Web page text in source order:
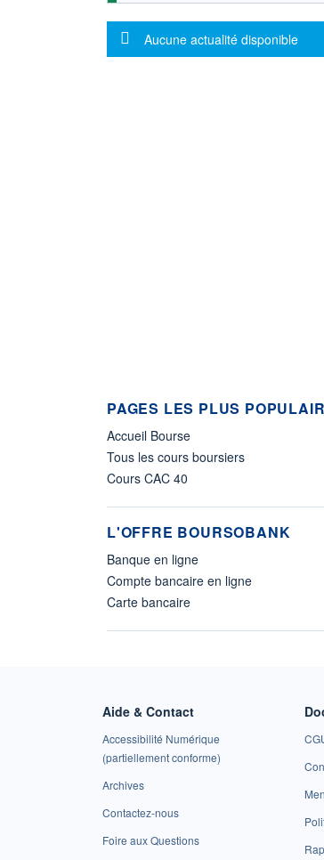
Message d'information
Aucune actualité disponible
PAGES LES PLUS
Accueil Bourse
Tous les cours boursiers
Cours CAC 40
L'OFFRE BOURSOBANK
Banque en ligne
Compte bancaire en ligne
Carte bancaire
Aide & Contact
Accessibilité Numérique
(partiellement conforme)
Archives
Contactez-nous
Foire aux Questions